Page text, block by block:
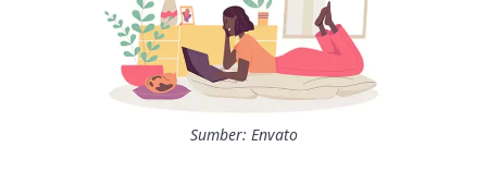
Sumber: Envato